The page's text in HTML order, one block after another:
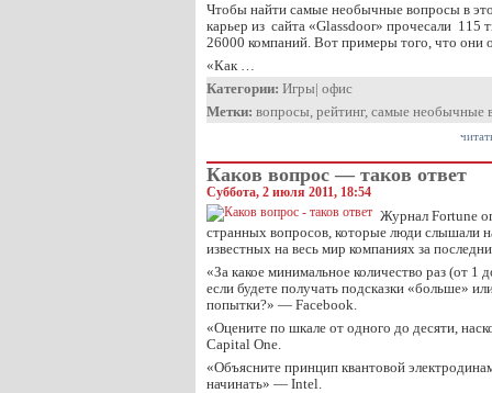
Чтобы найти самые необычные вопросы в
карьер из сайта «Glassdoor» прочесали 115
26000 компаний. Вот примеры того, что они
«Как …
Категории: Игры| офис
Метки: вопросы, рейтинг, самые необычные
Каков вопрос — таков ответ
Суббота, 2 июля 2011, 18:54
Журнал Fortune
странных вопросов, которые люди слышали
известных на весь мир компаниях за
«За какое минимальное количество раз (от 1
если будете получать подсказки «больше»
попытки?» — Facebook.
«Оцените по шкале от одного до десяти,
Capital One.
«Объясните принцип квантовой
начинать» — Intel.